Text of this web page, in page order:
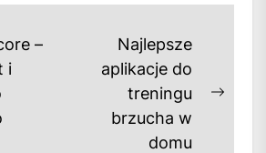
–
i
Najlepsze
aplikacje do
treningu
brzucha w
domu